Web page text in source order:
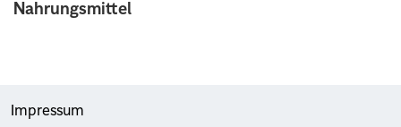
Nahrungsmittel
Impressum